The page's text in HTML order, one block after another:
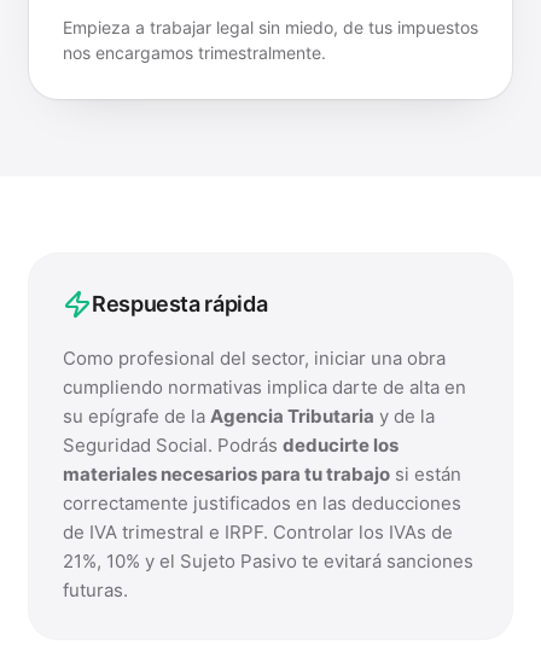
Empieza a trabajar legal sin miedo, de tus impuestos
nos encargamos trimestralmente.
Respuesta rápida
Como profesional del sector, iniciar una obra
cumpliendo normativas implica darte de alta en
su epígrafe de la Agencia Tributaria y de la
Seguridad Social. Podrás deducirte los
materiales necesarios para tu trabajo si están
correctamente justificados en las deducciones
de IVA trimestral e IRPF. Controlar los IVAs de
21%, 10% y el Sujeto Pasivo te evitará sanciones
futuras.